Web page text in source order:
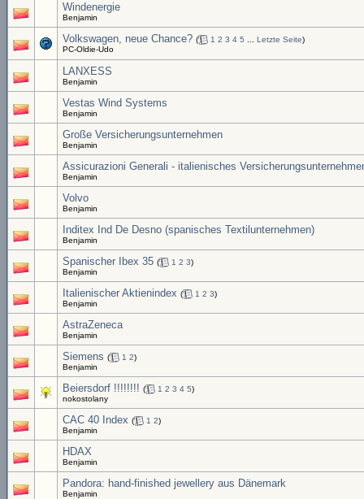
Windenergie
Benjamin
Volkswagen, neue Chance? ( 1 2 3 4 5 Letzte Seite)
PC-Oldie-Udo
LANXESS
Benjamin
Vestas Wind Systems
Benjamin
Große Versicherungsunternehmen
Benjamin
Assicurazioni Generali - italienisches
Benjamin
Volvo
Benjamin
Inditex Ind De Desno (spanisches Textilunternehmen)
Benjamin
Spanischer Ibex 35 ( 1 2 3)
Benjamin
Italienischer Aktienindex ( 1 2 3)
Benjamin
AstraZeneca
Benjamin
Siemens ( 1 2)
Benjamin
Beiersdorf !!!!!!!! ( 1 2 3 4 5)
nokostolany
CAC 40 Index ( 1 2)
Benjamin
HDAX
Benjamin
Pandora: hand-finished jewellery aus Dänemark
Benjamin